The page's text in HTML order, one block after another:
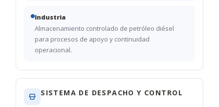
Industria
Almacenamiento controlado de petróleo diésel
para procesos de apoyo y continuidad
operacional.
SISTEMA DE DESPACHO Y CONTROL